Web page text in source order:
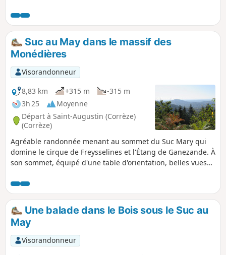
Saint-Bonnette. Balade à faire l'été car
totalement en sous-bois ombragés.
Suc au May dans le massif des
Monédières
Visorandonneur
8,83 km
+315 m
-315 m
3h 25
Moyenne
Départ à Saint-Augustin (Corrèze)
(Corrèze)
Agréable randonnée menant au sommet du Suc Mary qui
domine le cirque de Freysselines et l'Étang de Ganezande. À
son sommet, équipé d'une table d'orientation, belles vues
Une balade dans le Bois sous le Suc au
May
Visorandonneur